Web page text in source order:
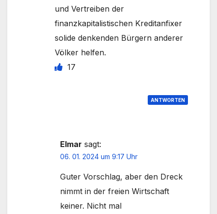
und Vertreiben der
finanzkapitalistischen Kreditanfixer
solide denkenden Bürgern anderer
Völker helfen.
17
ANTWORTEN
Elmar sagt:
06. 01. 2024 um 9:17 Uhr
Guter Vorschlag, aber den Dreck
nimmt in der freien Wirtschaft
keiner. Nicht mal